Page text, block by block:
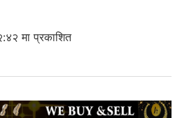
मा प्रकाशित